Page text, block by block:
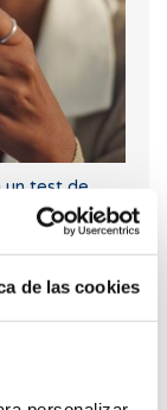
de las cookies
un test de